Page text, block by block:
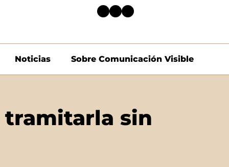
Noticias Sobre Comunicación Visible
tramitarla sin